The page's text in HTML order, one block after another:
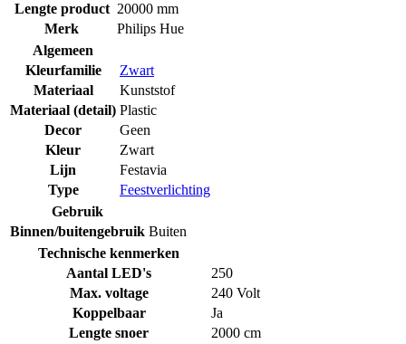
Lengte product 20000 mm
Merk
Philips Hue
Algemeen
Kleurfamilie
Zwart
Materiaal
Kunststof
Materiaal (detail) Plastic
Decor
Geen
Kleur
Zwart
Lijn
Festavia
Type
Feestverlichting
Gebruik
Binnen/buitengebruik Buiten
Technische kenmerken
Aantal LED's
250
Max. voltage
240 Volt
Koppelbaar
Ja
Lengte snoer
2000 cm